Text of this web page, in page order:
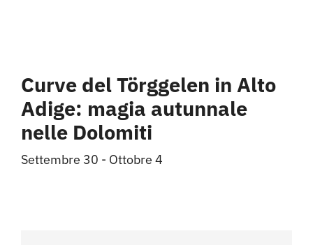
Curve del Törggelen in Alto
Adige: magia autunnale
nelle Dolomiti
Settembre 30 - Ottobre 4